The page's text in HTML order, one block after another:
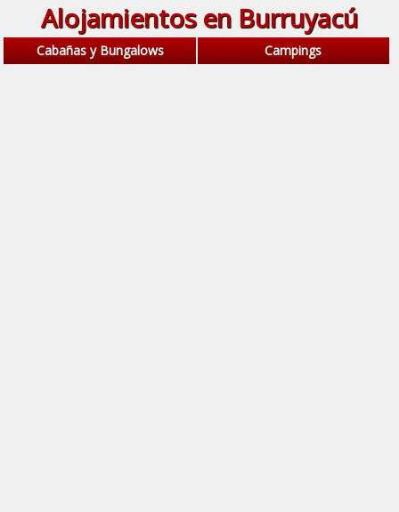
Alojamientos en Burruyacú
Cabañas y Bungalows Campings